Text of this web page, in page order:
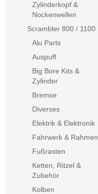
Zylinderkopf &
Nockenwellen
Scrambler 800 / 1100
Alu Parts
Auspuff
Big Bore Kits &
Zylinder
Bremse
Diverses
Elektrik & Elektronik
Fahrwerk & Rahmen
Fußrasten
Ketten, Ritzel &
Zubehör
Kolben